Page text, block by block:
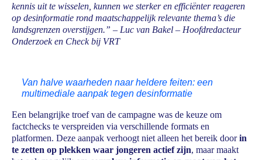
kennis uit te wisselen, kunnen we sterker en efficiënter reageren
op desinformatie rond maatschappelijk relevante thema’s die
landsgrenzen overstijgen.” – Luc van Bakel – Hoofdredacteur
Onderzoek en Check bij VRT
Van halve waarheden naar heldere feiten: een
multimediale aanpak tegen desinformatie
Een belangrijke troef van de campagne was de keuze om
factchecks te verspreiden via verschillende formats en
platformen. Deze aanpak verhoogt niet alleen het bereik doorin
te zetten op plekken waar jongeren actief zijn, maar maakt